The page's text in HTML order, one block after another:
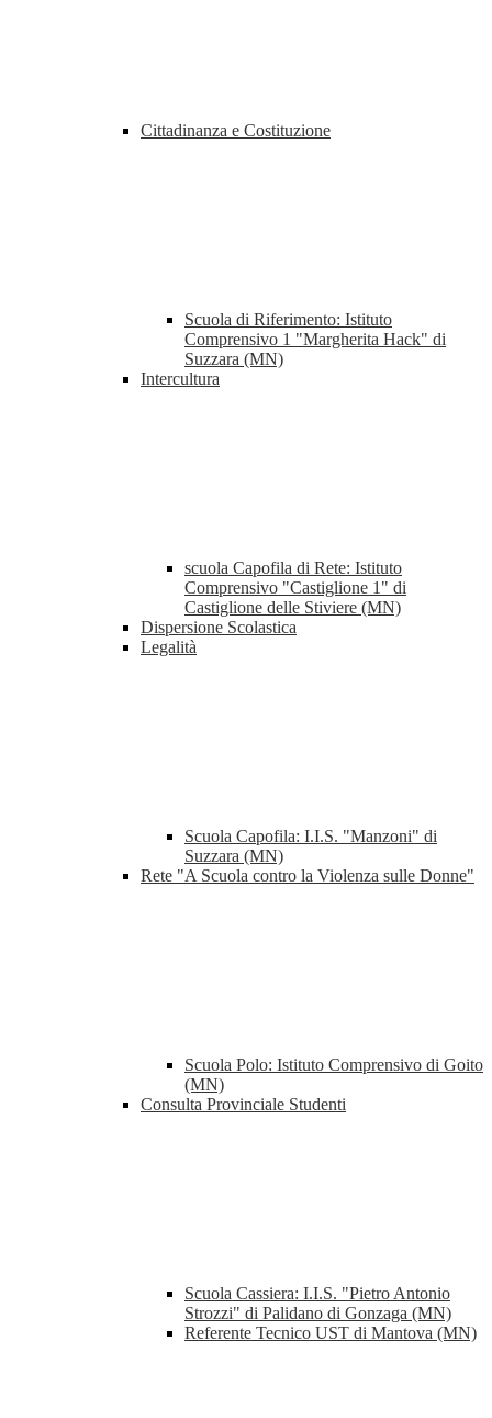
Cittadinanza e Costituzione
Scuola di Riferimento: Istituto
Comprensivo 1 "Margherita Hack" di
Suzzara (MN)
Intercultura
scuola Capofila di Rete: Istituto
Comprensivo "Castiglione 1" di
Castiglione delle Stiviere (MN)
Dispersione Scolastica
Legalità
Scuola Capofila: I.I.S. "Manzoni" di
Suzzara (MN)
Rete "A Scuola contro la Violenza sulle Donne"
Scuola Polo: Istituto Comprensivo di Goito
(MN)
Consulta Provinciale Studenti
Scuola Cassiera: I.I.S. "Pietro Antonio
Strozzi" di Palidano di Gonzaga (MN)
Referente Tecnico UST di Mantova (MN)